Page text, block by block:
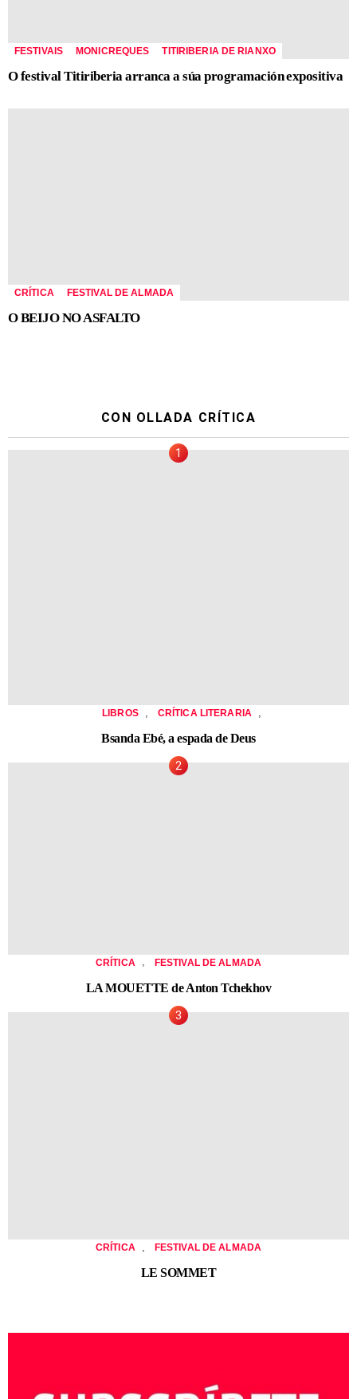
FESTIVAIS MONICREQUES TITIRIBERIA DE RIANXO
O festival Titiriberia arranca a súa programación expositiva
CRÍTICA FESTIVAL DE ALMADA
O BEIJO NO ASFALTO
CON OLLADA CRÍTICA
LIBROS CRÍTICA LITERARIA
Bsanda Ebé, a espada de Deus
CRÍTICA , FESTIVAL DE ALMADA
LA MOUETTE de Anton Tchekhov
CRÍTICA FESTIVAL DE ALMADA
LE SOMMET